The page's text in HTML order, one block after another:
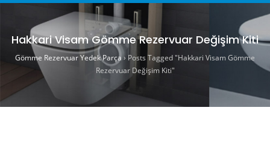
Hakkari Visam Gömme Rezervuar Değişim Kiti
Gömme Rezervuar Yedek Parça› Posts Tagged "Hakkari Visam Gömme
Rezervuar Değişim Kiti"